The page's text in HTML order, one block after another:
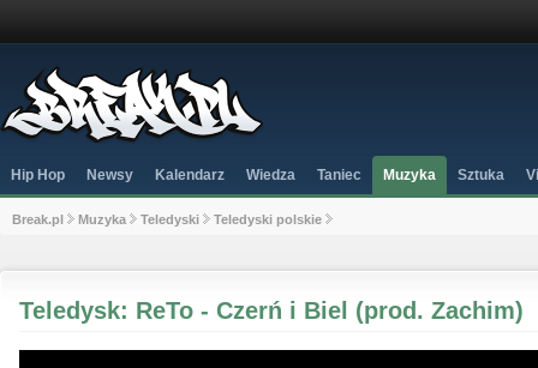
Hip Hop Newsy Kalendarz Wiedza Taniec Muzyka Sztuka
Break.pl Muzyka Teledyski Teledyski polskie
Teledysk: ReTo - Czerń i Biel (prod. Zachim)